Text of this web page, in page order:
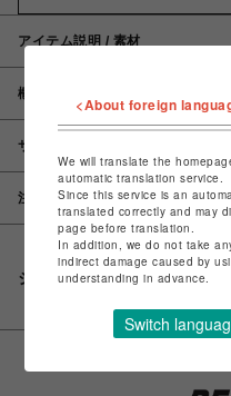
アイテム説明 / 素材
概要
サイズ
注意事項
シェアする
<About foreign
We will translate the
automatic translation service.
Since this service is an
translated correctly and may
page before translation.
In addition, we do not take
indirect damage caused by
understanding in advance.
Switch